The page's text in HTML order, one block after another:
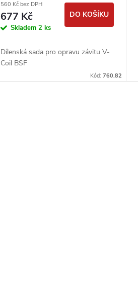
560 Kč bez DPH
677 Kč
Skladem 2 ks
DO KOŠÍKU
Dílenská sada pro opravu závitu V-
Coil BSF
Kód:760.82